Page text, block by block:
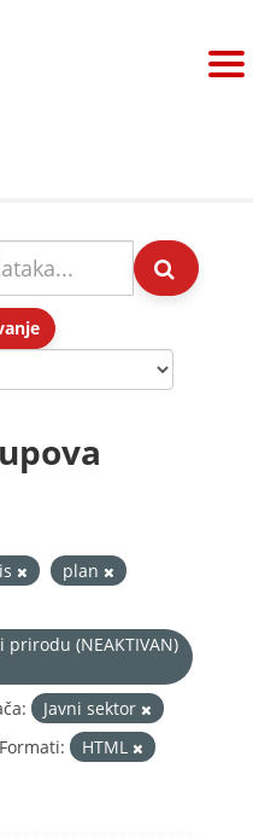
plan
(NEAKTIVAN)
Javni sektor
Formati:
HTML